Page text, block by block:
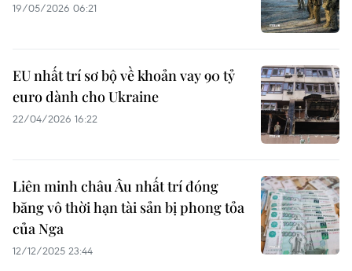
19/05/2026 06:21
EU nhất trí sơ bộ về khoản vay 90 tỷ
euro dành cho Ukraine
22/04/2026 16:22
Liên minh châu Âu nhất trí đóng
băng vô thời hạn tài sản bị phong tỏa
của Nga
12/12/2025 23:44